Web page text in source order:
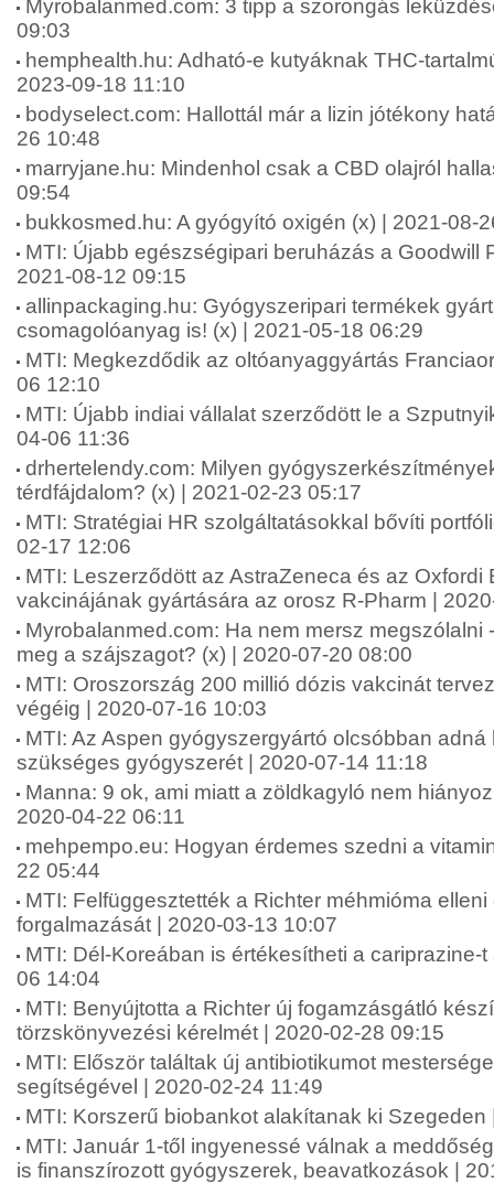
Myrobalanmed.com: 3 tipp a szorongás
09:03
hemphealth.hu: Adható-e kutyáknak THC-
2023-09-18 11:10
bodyselect.com: Hallottál már a lizin jótékony
26 10:48
marryjane.hu: Mindenhol csak a CBD olajról
09:54
bukkosmed.hu: A gyógyító oxigén (x) | 2021-08-
MTI: Újabb egészségipari beruházás a Goodwill
2021-08-12 09:15
allinpackaging.hu: Gyógyszeripari termékek
csomagolóanyag is! (x) | 2021-05-18 06:29
MTI: Megkezdődik az oltóanyaggyártás
06 12:10
MTI: Újabb indiai vállalat szerződött le a
04-06 11:36
drhertelendy.com: Milyen
térdfájdalom? (x) | 2021-02-23 05:17
MTI: Stratégiai HR szolgáltatásokkal bővíti
02-17 12:06
MTI: Leszerződött az AstraZeneca és az Oxfordi
vakcinájának gyártására az orosz R-Pharm |
Myrobalanmed.com: Ha nem mersz megszólalni
meg a szájszagot? (x) | 2020-07-20 08:00
MTI: Oroszország 200 millió dózis vakcinát
végéig | 2020-07-16 10:03
MTI: Az Aspen gyógyszergyártó olcsóbban
szükséges gyógyszerét | 2020-07-14 11:18
Manna: 9 ok, ami miatt a zöldkagyló nem
2020-04-22 06:11
mehpempo.eu: Hogyan érdemes szedni a
22 05:44
MTI: Felfüggesztették a Richter méhmióma
forgalmazását | 2020-03-13 10:07
MTI: Dél-Koreában is értékesítheti a cariprazine-
06 14:04
MTI: Benyújtotta a Richter új fogamzásgátló
törzskönyvezési kérelmét | 2020-02-28 09:15
MTI: Először találtak új antibiotikumot
segítségével | 2020-02-24 11:49
MTI: Korszerű biobankot alakítanak ki
MTI: Január 1-től ingyenessé válnak a
is finanszírozott gyógyszerek, beavatkozások |